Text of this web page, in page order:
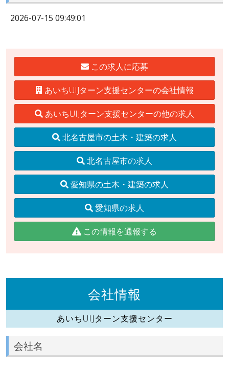
2026-07-15 09:49:01
この求人に応募
あいちUIJターン支援センターの会社情報
あいちUIJターン支援センターの他の求人
北名古屋市の土木・建築の求人
北名古屋市の求人
愛知県の土木・建築の求人
愛知県の求人
この情報を通報する
会社情報
あいちUIJターン支援センター
会社名